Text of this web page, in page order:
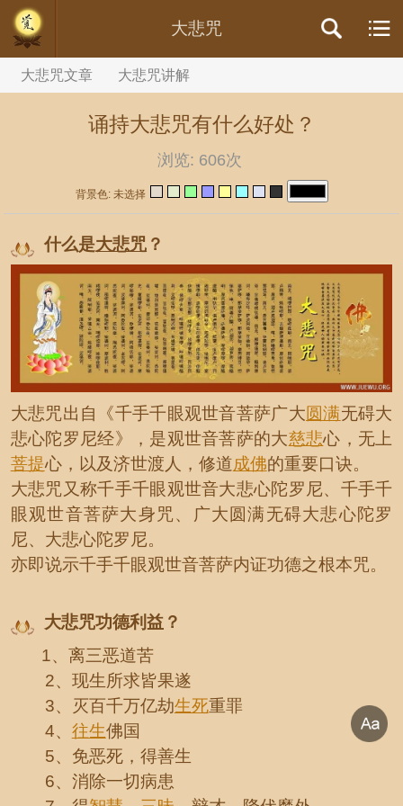
//内容文章背景颜色设置
大悲咒
大悲咒文章 大悲咒讲解
诵持大悲咒有什么好处？
浏览: 606次
背景色: 未选择
什么是大悲咒 ？
大悲咒出自《千手千眼观世音菩萨广大圆满无碍大
悲心陀罗尼经》，是观世音菩萨的大慈悲心，无上
菩提心，以及济世渡人，修道成佛的重要口诀。
大悲咒又称千手千眼观世音大悲心陀罗尼、千手千
眼观世音菩萨大身咒、广大圆满无碍大悲心陀罗
尼、大悲心陀罗尼。
亦即说示千手千眼观世音菩萨内证功德之根本咒。
大悲咒功德利益？
1、离三恶道苦
2、现生所求皆果遂
3、灭百千万亿劫生死重罪
4、 往生佛国
5、免恶死，得善生
6、消除一切病患